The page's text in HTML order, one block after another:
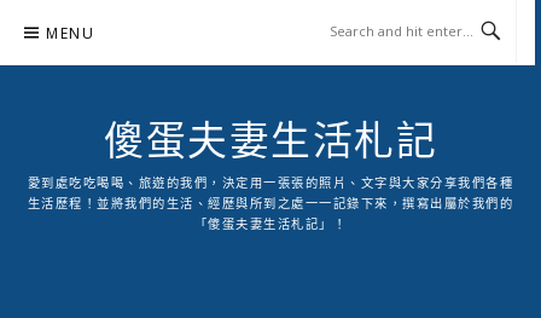
content
MENU
傻蛋夫妻生活札記
愛到處吃吃喝喝、旅遊的我們，決定用一張張的照片、文字與大家分享我們各種
生活歷程！並將我們的生活、經歷與所到之處一一記錄下來，撰寫出屬於我們的
「傻蛋夫妻生活札記」！